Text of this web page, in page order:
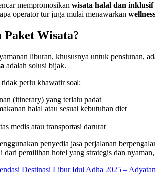
mempromosikan wisata halal dan inklusif
operator tur juga mulai menawarkan
Wisata?
liburan, khususnya untuk pensiunan,
adalah solusi bijak.
perlu khawatir soal:
(itinerary) yang terlalu padat
halal atau sesuai kebutuhan diet
medis atau transportasi darurat
penyedia jasa perjalanan
dari pemilihan hotel yang strategis dan
Destinasi Libur Idul Adha 2025 –